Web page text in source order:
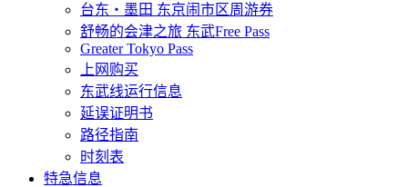
台东・墨田 东京闹市区周游券
舒畅的会津之旅 东武Free Pass
Greater Tokyo Pass
上网购买
东武线运行信息
延误证明书
路径指南
时刻表
特急信息